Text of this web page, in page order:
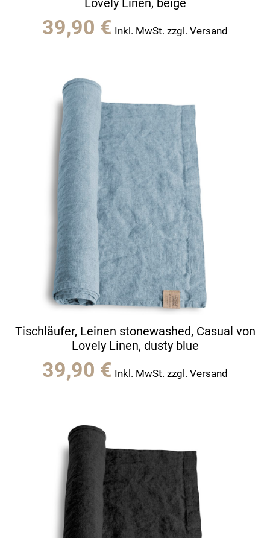
Lovely Linen, beige
39,90 € Inkl. MwSt. zzgl. Versand
Tischläufer, Leinen stonewashed, Casual von
Lovely Linen, dusty blue
39,90 € Inkl. MwSt. zzgl. Versand